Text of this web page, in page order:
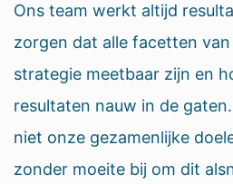
Ons team werkt altijd
zorgen dat alle facetten
strategie meetbaar zijn en
resultaten nauw in de
niet onze gezamenlijke
zonder moeite bij om dit